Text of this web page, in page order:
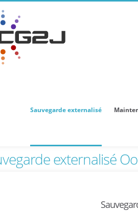
Sauvegarde externalisé
externalisé